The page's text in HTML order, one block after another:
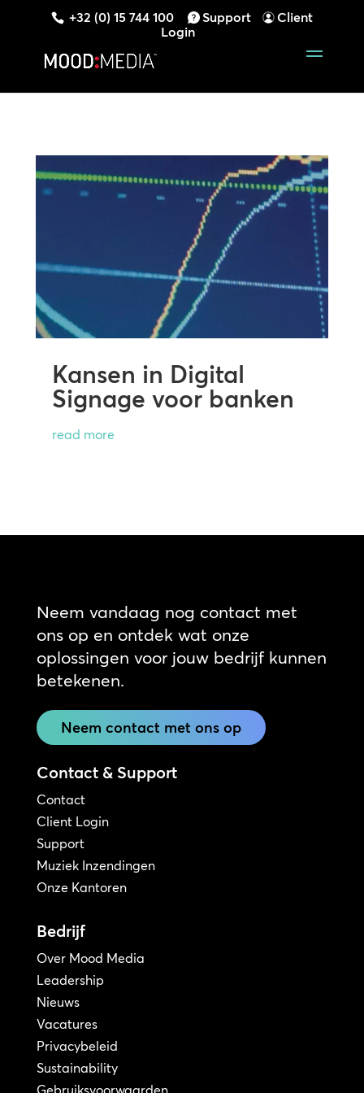
+32 (0) 15 744 100 Support
Client
Login
Kansen in Digital
Signage voor banken
read more
Neem vandaag nog contact met
ons op en ontdek wat onze
oplossingen voor jouw bedrijf kunnen
betekenen.
Neem contact met ons op
Contact & Support
Contact
Client Login
Support
Muziek Inzendingen
Onze Kantoren
Bedrijf
Over Mood Media
Leadership
Nieuws
Vacatures
Privacybeleid
Sustainability